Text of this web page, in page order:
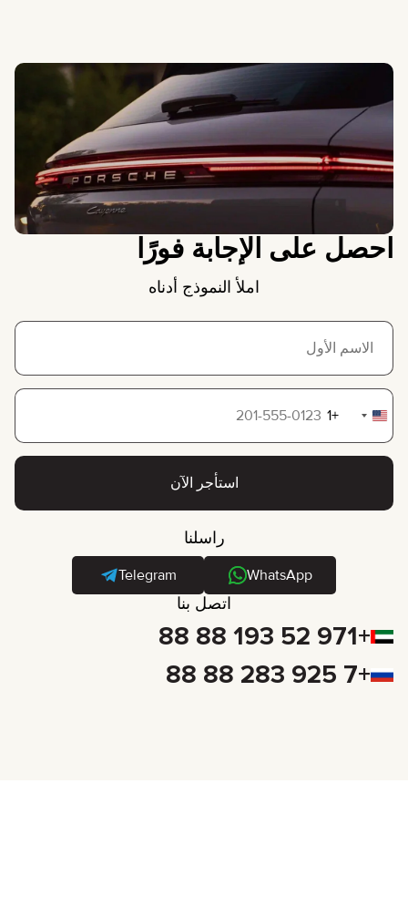
احصل على الإجابة فورًا
املأ النموذج أدناه
United
+1
استأجر الآن
راسلنا
WhatsApp
Telegram
اتصل بنا
+971 52 193 88 88
+7 925 283 88 88